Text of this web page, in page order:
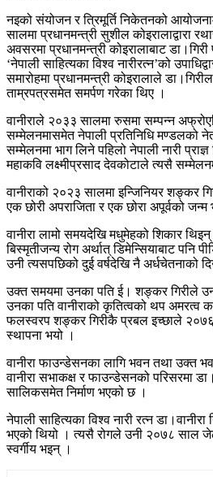
नइको संयोजन र त्रिमूर्ति निकेतनको
सालमा प्रधानमन्त्री सुशील कोइरालाद्वारा
अवसरमा प्रधानमन्त्री कोइरालाबाट
‘नेपाली साहित्यका विश्व नारीरत्न’को
समारोहमा प्रधानमन्त्री कोइरालाले
ताम्रपत्रसमेत समर्पण गरेका थिए ।
वानीराले २०३३ सालमा रुसमा सम्पन्न
सम्मेलनमासमेत नेपाली प्रतिनिधि मण्डलको
सम्मेलनमा भाग लिने पहिलो नेपाली नारी
महाकवि लक्ष्मीप्रसाद देवकोटाले त्यसै
वानीराको २०२३ सालमा इन्जिनियर शङ्कर
एक छोरी अपराजिता र एक छोरा अपूर्वको जन्म
वानीरा लामो समयदेखि मधुमेहको शिकार
बिस्मृतीजन्य रोग अर्थात् डिमेन्सियाबाट पनि
उनी त्यसपछिको दुई वर्षदेखि नै अर्धचेतनाको
उक्त समयमा उनका पति ई। शङ्कर गिरीले
उनका पति वानीराको कृतित्वको थप अमरत्व
फलस्वरप शङ्कर गिरीकै प्रबल इच्छाले २०७६
स्थापना भयो ।
वानीरा फाउन्डेसनका लागि भवन तथा उक्त
वानीरा सभाकक्ष र फाउन्डेसनको परिसरमा
सालिकसमेत निर्माण भएको छ ।
नेपाली साहित्यका विश्व नारी रत्न
भएको थियो । त्यसै रोगले उनी २०७८ साल
स्वर्गीय भइन् ।